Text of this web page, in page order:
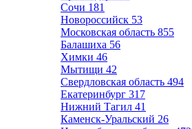
Сочи 181
Новороссийск 53
Московская область 855
Балашиха 56
Химки 46
Мытищи 42
Свердловская область 494
Екатеринбург 317
Нижний Тагил 41
Каменск-Уральский 26